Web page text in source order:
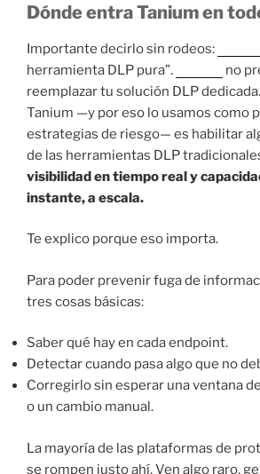
Dónde entra Tanium en
Importante decirlo sin rodeos:
herramienta DLP pura”.
no
reemplazar tu solución DLP
Tanium —y por eso lo usamos como
estrategias de riesgo— es habilitar
de las herramientas DLP
visibilidad en tiempo real y
instante, a escala.
Te explico porque eso importa.
Para poder prevenir fuga de
tres cosas básicas:
Saber qué hay en cada endpoint.
Detectar cuando pasa algo que no
Corregirlo sin esperar una ventana
o un cambio manual.
La mayoría de las plataformas de
se rompen justo ahí. Ven algo raro,